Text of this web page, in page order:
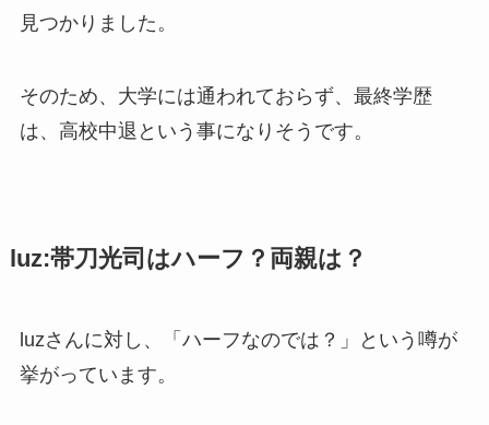
見つかりました。
そのため、大学には通われておらず、最終学歴
は、高校中退という事になりそうです。
luz:帯刀光司はハーフ？両親は？
luzさんに対し、「ハーフなのでは？」という噂が
挙がっています。